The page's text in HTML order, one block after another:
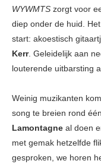
WYWMTS zorgt voor
diep onder de huid.
start: akoestisch
Kerr. Geleidelijk aan
louterende uitbarsting
Weinig muzikanten
song te breien rond
Lamontagne al doen
met gemak hetzelfde
gesproken, we horen